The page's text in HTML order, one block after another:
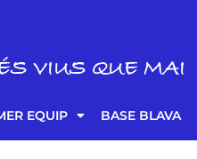
VIUS QUE MAI
EQUIP BASE BLAVA